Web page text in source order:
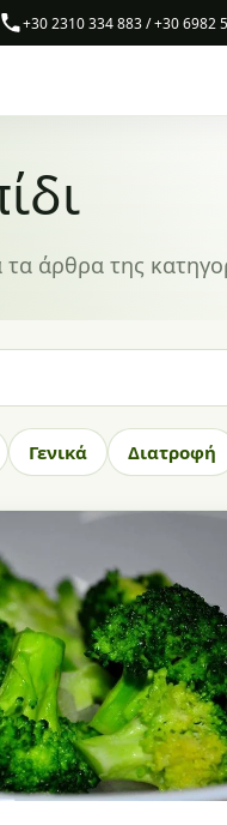
+30 2310 334 883 / +30 6982
τα άρθρα της
Γενικά Διατροφή